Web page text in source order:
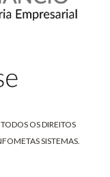
OS DIREITOS
SISTEMAS